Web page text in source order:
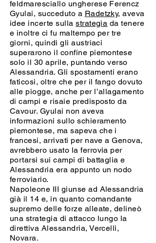
feldmaresciallo ungherese Ferencz
Gyulai, succeduto a Radetzky, aveva
idee incerte sullastrategia da tenere
e inoltre ci fu maltempo per tre
giorni, quindi gli austriaci
superarono il confine piemontese
solo il 30 aprile, puntando verso
Alessandria. Gli spostamenti erano
faticosi, oltre che per il fango dovuto
alle piogge, anche per l’allagamento
di campi e risaie predisposto da
Cavour. Gyulai non aveva
informazioni sullo schieramento
piemontese, ma sapeva che i
francesi, arrivati per nave a Genova,
avrebbero usato la ferrovia per
portarsi sui campi di battaglia e
Alessandria era appunto un nodo
ferroviario.
Napoleone III giunse ad Alessandria
già il 14 e, in quanto comandante
supremo delle forze alleate, delineò
una strategia di attacco lungo la
direttiva Alessandria, Vercelli,
Novara.